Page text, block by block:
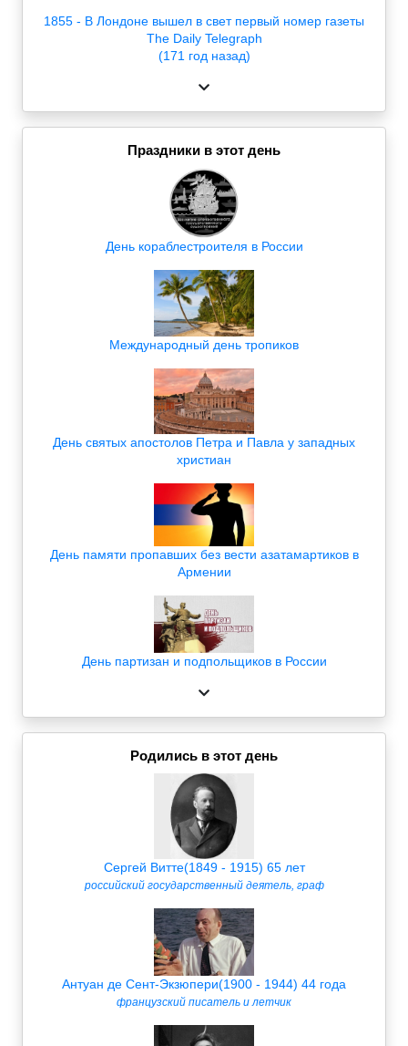
1855 - В Лондоне вышел в свет первый номер газеты
The Daily Telegraph
(171 год назад)
Праздники в этот день
День кораблестроителя в России
Международный день тропиков
День святых апостолов Петра и Павла у западных
христиан
День памяти пропавших без вести азатамартиков в
Армении
День партизан и подпольщиков в России
Родились в этот день
Сергей Витте(1849 - 1915) 65 лет
российский государственный деятель, граф
Антуан де Сент-Экзюпери(1900 - 1944) 44 года
французский писатель и летчик